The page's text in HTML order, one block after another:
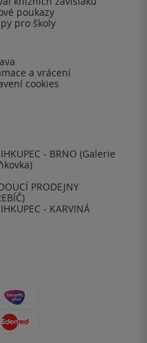
poukazy
pro školy
a vrácení
cookies
- BRNO (Galerie
PRODEJNY
- KARVINÁ